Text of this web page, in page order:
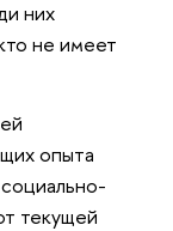
них
не имеет
опыта
текущей